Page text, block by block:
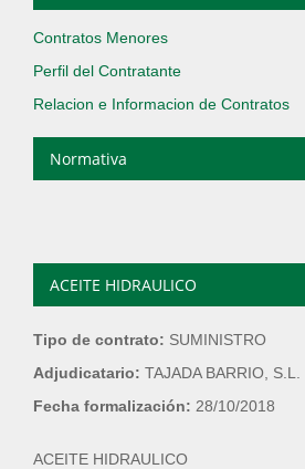
Contratos Menores
Perfil del Contratante
Relacion e Informacion de Contratos
Normativa
ACEITE HIDRAULICO
Tipo de contrato: SUMINISTRO
Adjudicatario: TAJADA BARRIO, S.L.
Fecha formalización: 28/10/2018
ACEITE HIDRAULICO